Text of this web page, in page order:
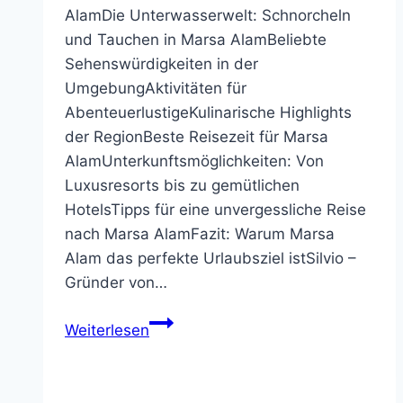
AlamDie Unterwasserwelt: Schnorcheln
und Tauchen in Marsa AlamBeliebte
Sehenswürdigkeiten in der
UmgebungAktivitäten für
AbenteuerlustigeKulinarische Highlights
der RegionBeste Reisezeit für Marsa
AlamUnterkunftsmöglichkeiten: Von
Luxusresorts bis zu gemütlichen
HotelsTipps für eine unvergessliche Reise
nach Marsa AlamFazit: Warum Marsa
Alam das perfekte Urlaubsziel istSilvio –
Gründer von…
WeiterlesenEntdecke